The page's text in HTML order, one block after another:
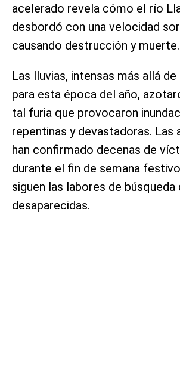
acelerado revela cómo el río
desbordó con una velocidad
causando destrucción y muerte.
Las lluvias, intensas más allá
para esta época del año,
tal furia que provocaron
repentinas y devastadoras. Las
han confirmado decenas de
durante el fin de semana
siguen las labores de búsqueda
desaparecidas.